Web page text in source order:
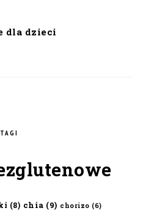
dla dzieci
TAGI
(8) chia (9) chorizo (6)